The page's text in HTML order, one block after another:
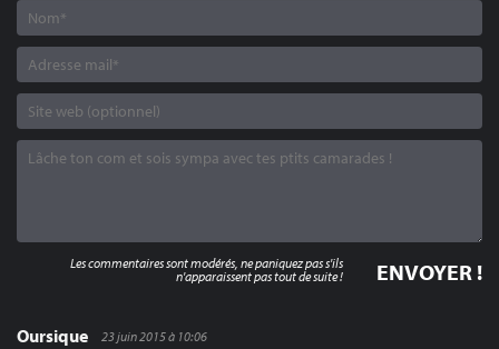
Oursique
23 juin 2015 à 10:06
Les commentaires sont modérés, ne paniquez pas s'ils
n'apparaissent pas tout de suite !